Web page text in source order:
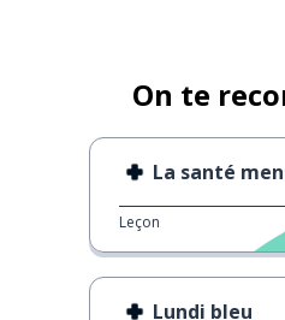
On te
La santé
Leçon
Lundi bleu